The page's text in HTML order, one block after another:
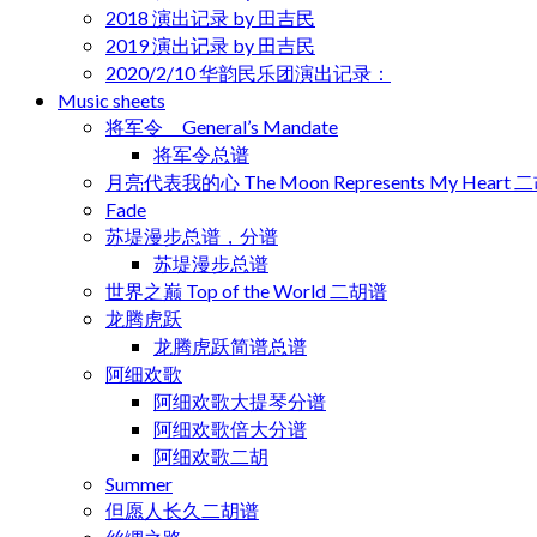
2018 演出记录 by 田吉民
2019 演出记录 by 田吉民
2020/2/10 华韵民乐团演出记录：
Music sheets
将军令 General’s Mandate
将军令总谱
月亮代表我的心 The Moon Represents My Heart
Fade
苏堤漫步总谱，分谱
苏堤漫步总谱
世界之巅 Top of the World 二胡谱
龙腾虎跃
龙腾虎跃简谱总谱
阿细欢歌
阿细欢歌大提琴分谱
阿细欢歌倍大分谱
阿细欢歌二胡
Summer
但愿人长久二胡谱